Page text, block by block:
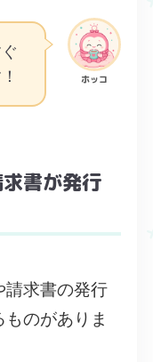
ホッコ
書が発行
請求書の発行
のがありま